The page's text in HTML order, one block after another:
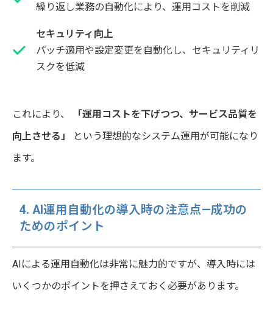
繰り返し業務の自動化により、運用コストを削減
セキュリティ向上
パッチ適用や設定変更を自動化し、セキュリティリ
スクを低減
これにより、
「運用コストを下げつつ、サービス品質を
向上させる」
という理想的なシステム運用が可能になり
ます。
4. AI運用自動化の導入時の注意点—成功の
ためのポイント
AIによる運用自動化は非常に魅力的ですが、導入時には
いくつかのポイントを押さえておく必要があります。